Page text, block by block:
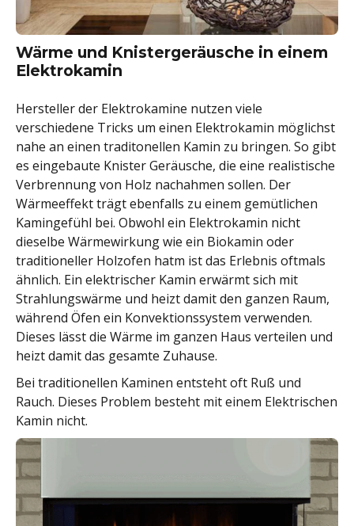
Wärme und Knistergeräusche in einem
Elektrokamin
Hersteller der Elektrokamine nutzen viele
verschiedene Tricks um einen Elektrokamin möglichst
nahe an einen traditonellen Kamin zu bringen. So gibt
es eingebaute Knister Geräusche, die eine realistische
Verbrennung von Holz nachahmen sollen. Der
Wärmeeffekt trägt ebenfalls zu einem gemütlichen
Kamingefühl bei. Obwohl ein Elektrokamin nicht
dieselbe Wärmewirkung wie ein Biokamin oder
traditioneller Holzofen hatm ist das Erlebnis oftmals
ähnlich. Ein elektrischer Kamin erwärmt sich mit
Strahlungswärme und heizt damit den ganzen Raum,
während Öfen ein Konvektionssystem verwenden.
Dieses lässt die Wärme im ganzen Haus verteilen und
heizt damit das gesamte Zuhause.
Bei traditionellen Kaminen entsteht oft Ruß und
Rauch. Dieses Problem besteht mit einem Elektrischen
Kamin nicht.